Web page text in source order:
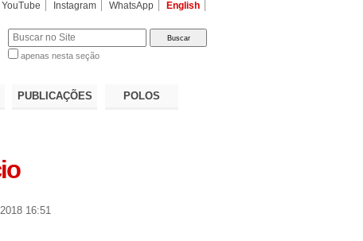
YouTube Instagram WhatsApp English
apenas nesta seção
PUBLICAÇÕES POLOS
16:51